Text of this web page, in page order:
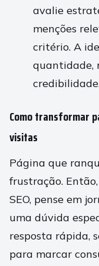
avalie
menções
critério. A
quantidade,
Como transformar
visitas
Página que
frustração.
SEO, pense em
uma dúvida
resposta rápida,
para marcar